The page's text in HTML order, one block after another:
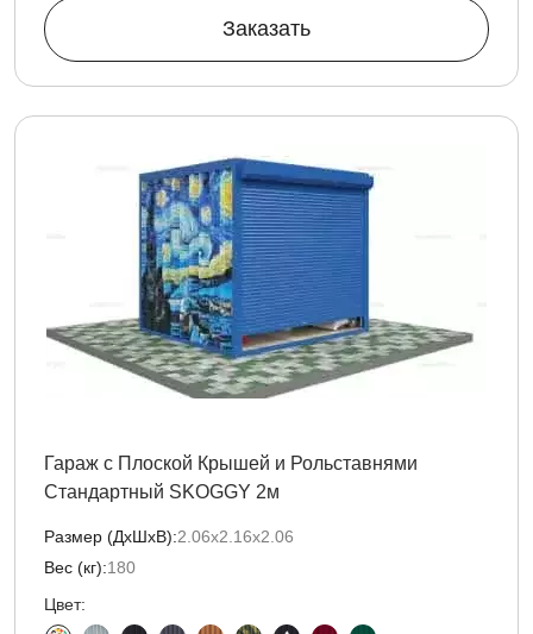
Заказать
Гараж с Плоской Крышей и Рольставнями
Стандартный SKOGGY 2м
Размер (ДxШxВ):2.06х2.16х2.06
Вес (кг):180
Цвет: